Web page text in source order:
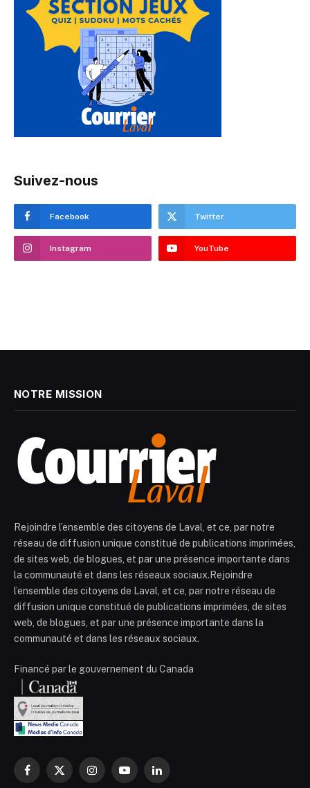
Suivez-nous
Facebook Twitter
Instagram YouTube
NOTRE MISSION
Rejoindre l’ensemble des citoyens de Laval, et ce, par notre
réseau de diffusion unique constitué de publications imprimées,
de sites web, de blogues, et par une présence importante dans
la communauté et dans les réseaux sociaux.Rejoindre
l’ensemble des citoyens de Laval, et ce, par notre réseau de
diffusion unique constitué de publications imprimées, de sites
web, de blogues, et par une présence importante dans la
communauté et dans les réseaux sociaux.
Financé par le gouvernement du Canada
Facebook
X
InstagramYouTubeLinkedIn